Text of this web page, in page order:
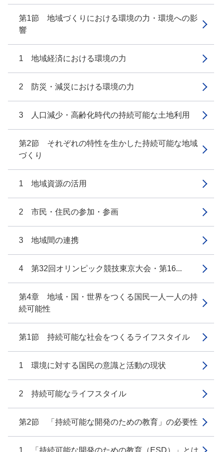
第1節 地域づくりにおける環境の力・環境への影
響
1 地域経済における環境の力
2 防災・減災における環境の力
3 人口減少・高齢化時代の持続可能な土地利用
第2節 それぞれの特性を生かした持続可能な地域
づくり
1 地域資源の活用
2 市民・住民の参加・参画
3 地域間の連携
4 第32回オリンピック競技東京大会・第16...
第4章 地域・国・世界をつくる国民一人一人の持
続可能性
第1節 持続可能な社会をつくるライフスタイル
1 環境に対する国民の意識と活動の現状
2 持続可能なライフスタイル
第2節 「持続可能な開発のための教育」の必要性
1 「持続可能な開発のための教育（ESD）」とは